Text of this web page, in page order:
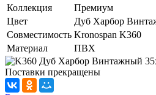
Коллекция
Премиум
Цвет
Дуб Харбор
Совместимость Kronospan K360
Материал
ПВХ
Поставки прекращены